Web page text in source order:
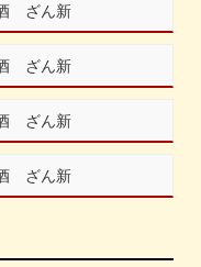
ざん新
ざん新
ざん新
ざん新